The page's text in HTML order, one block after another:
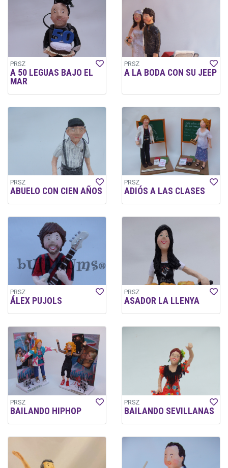
PRSZ
A 50 LEGUAS BAJO EL
MAR
PRSZ
A LA BODA CON SU JEEP
PRSZ
ABUELO CON CIEN AÑOS
PRSZ
ADIÓS A LAS CLASES
PRSZ
ÁLEX PUJOLS
PRSZ
ASADOR LA LLENYA
PRSZ
BAILANDO HIPHOP
PRSZ
BAILANDO SEVILLANAS